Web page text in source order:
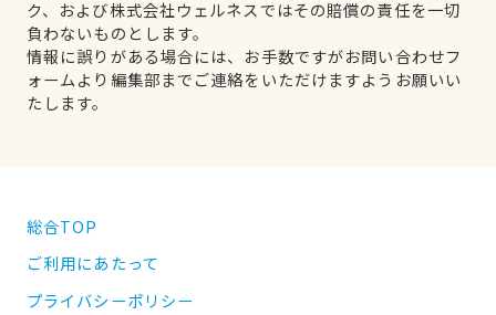
ク、および株式会社ウェルネスではその賠償の責任を一切
負わないものとします。
情報に誤りがある場合には、お手数ですがお問い合わせフ
ォームより編集部までご連絡をいただけますようお願いい
たします。
総合TOP
ご利用にあたって
プライバシーポリシー